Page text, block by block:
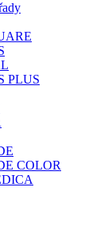
PLUS
COLOR